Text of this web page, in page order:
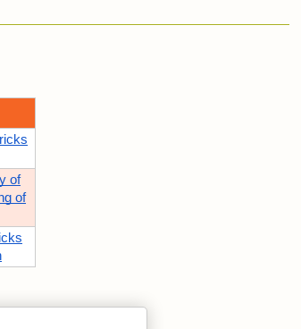
of
of